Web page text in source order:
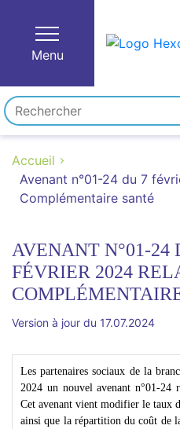
Menu
Accueil
Avenant n°01-24 du 7
Complémentaire santé
AVENANT N°01-24
FÉVRIER 2024
Version à jour du 17.07.2024
Les partenaires sociaux de la
2024 un nouvel avenant n°01-24
Cet avenant vient modifier le taux
ainsi que la répartition du coût de